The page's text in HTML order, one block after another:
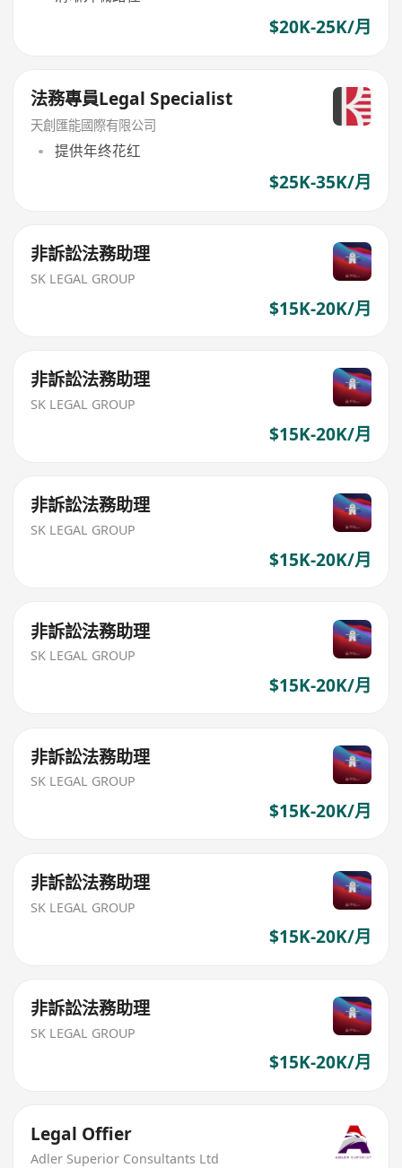
$20K-25K/月
法務專員Legal Specialist‌
天創匯能國際有限公司
提供年终花红
$25K-35K/月
非訴訟法務助理
SK LEGAL GROUP
$15K-20K/月
非訴訟法務助理
SK LEGAL GROUP
$15K-20K/月
非訴訟法務助理
SK LEGAL GROUP
$15K-20K/月
非訴訟法務助理
SK LEGAL GROUP
$15K-20K/月
非訴訟法務助理
SK LEGAL GROUP
$15K-20K/月
非訴訟法務助理
SK LEGAL GROUP
$15K-20K/月
非訴訟法務助理
SK LEGAL GROUP
$15K-20K/月
Legal Offier
Adler Superior Consultants Ltd